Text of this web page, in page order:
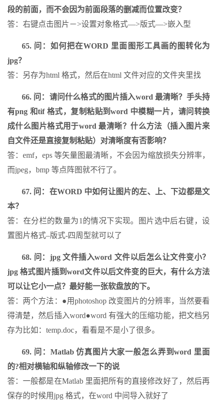
段的前面，而不会因为前面段落的删减而位置改变？
答：右键点击图片－>设置对象格式―>版式―>嵌入型
65. 问：如何把在WORD 里面图形工具画的图转化为
jpg？
答：另存为html 格式，然后在html 文件对应的文件夹里找
66. 问：请问什么格式的图片插入word 最清晰？手头持
有png 和tif 格式，复制粘贴到word 中模糊一片，请问转换
成什么图片格式用于word 最清晰？什么方法（插入图片来
自文件还是直接复制粘贴）对清晰度有否影响？
答：emf，eps 等矢量图最清晰，不会因为缩放损失分辨率，
而jpeg，bmp 等点阵图就不行了。
67. 问：在WORD 中如何让图片的左、上、下边都是文
本？
答：在分栏的数量为1的情况下实现。图片选中后右键，设
置图片格式–版式-四周型就可以了
68. 问：jpg 文件插入word 文件以后怎么让文件变小？
jpg 格式图片插到word文件以后文件变的巨大，有什么方法
可以让它小一点？最好能一张软盘放的下。
答：两个方法：●用photoshop 改变图片的分辨率，当然要看
得清楚，然后插入word●word 有强大的压缩功能，把文档另
存为比如：temp.doc，看看是不是小了很多。
69. 问：Matlab 仿真图片大家一般怎么弄到word 里面
的?相对横轴和纵轴修改一下的说
答：一般都是在Matlab 里面把所有的直接修改好了，然后再
保存的时候用jpg 格式，在word 中间导入就好了